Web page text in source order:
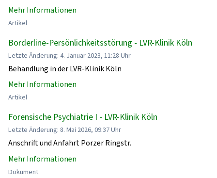
Mehr Informationen
Artikel
Borderline-Persönlichkeitsstörung - LVR-Klinik Köln
Letzte Änderung: 4. Januar 2023, 11:28 Uhr
Behandlung in der LVR-Klinik Köln
Mehr Informationen
Artikel
Forensische Psychiatrie I - LVR-Klinik Köln
Letzte Änderung: 8. Mai 2026, 09:37 Uhr
Anschrift und Anfahrt Porzer Ringstr.
Mehr Informationen
Dokument